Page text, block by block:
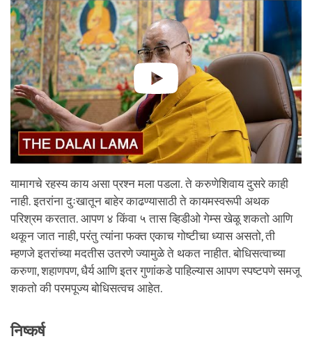
यामागचे रहस्य काय असा प्रश्न मला पडला. ते करुणेशिवाय दुसरे काही
नाही. इतरांना दुःखातून बाहेर काढण्यासाठी ते कायमस्वरूपी अथक
परिश्रम करतात. आपण ४ किंवा ५ तास व्हिडीओ गेम्स खेळू शकतो आणि
थकून जात नाही, परंतु त्यांना फक्त एकाच गोष्टीचा ध्यास असतो, ती
म्हणजे इतरांच्या मदतीस उतरणे ज्यामुळे ते थकत नाहीत. बोधिसत्वाच्या
करुणा, शहाणपण, धैर्य आणि इतर गुणांकडे पाहिल्यास आपण स्पष्टपणे समजू
शकतो की परमपूज्य बोधिसत्वच आहेत.
निष्कर्ष